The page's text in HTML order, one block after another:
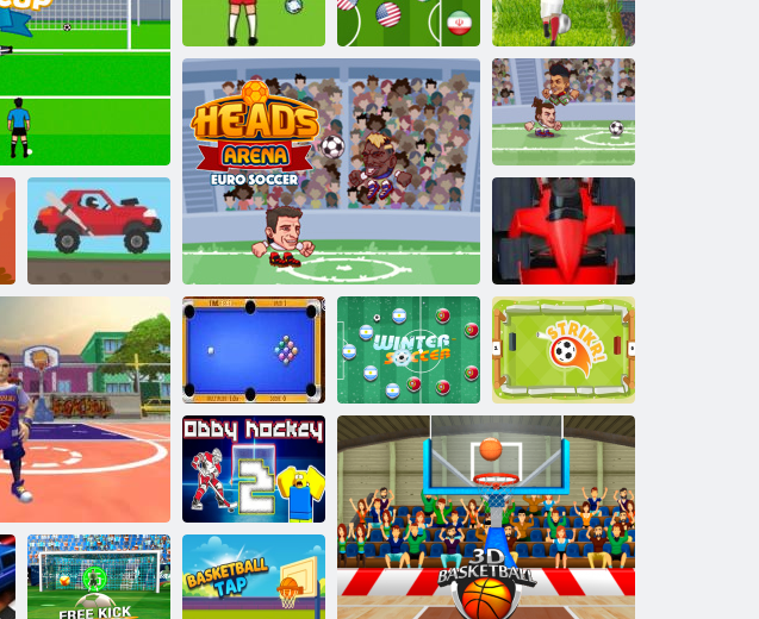
Fotbal bule
Parkour 27
Stelele Hoop
Mondială
Penalizare euro
2016
Masterat Fotbal
Euro Fotbal
Sprint
Heads Arena Euro Fotbal
Capete Arena
fotbal All Stars
Uphill Racing 2
Febra cu
formula
Pool Viteza
Regele
Fotbal de iarnă Grevă!
Hochei Obby 2